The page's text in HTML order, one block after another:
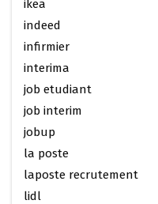
ikea
indeed
infirmier
interima
job etudiant
job interim
jobup
la poste
laposte recrutement
lidl